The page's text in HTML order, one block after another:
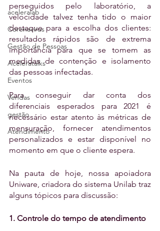
aceleralab
Coronavírus
Gestão de Pessoas
Aceleratalks
Eventos
Vendas
gestão
Atendimento
perseguidos pelo laboratório, a
velocidade talvez tenha tido o maior
destaque para a escolha dos clientes:
resultados rápidos são de extrema
importância para que se tomem as
medidas de contenção e isolamento
das pessoas infectadas.
Para conseguir dar conta dos
diferenciais esperados para 2021 é
necessário estar atento às métricas de
mensuração, fornecer atendimentos
personalizados e estar disponível no
momento em que o cliente espera.
Na pauta de hoje, nossa apoiadora
Uniware, criadora do sistema Unilab traz
alguns tópicos para discussão:
1. Controle do tempo de atendimento